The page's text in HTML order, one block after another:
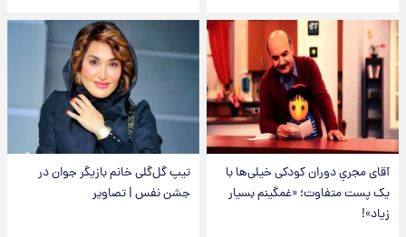
آقای مجریِ دوران کودکی خیلی‌ها با
یک پست متفاوت؛ «غمگینم بسیار
زیاد»!
تیپ گل‌گلی خانم بازیگر جوان در
جشن نفس | تصاویر